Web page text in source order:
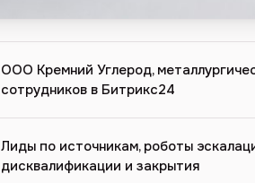
ООО Кремний Углерод,
сотрудников в Битрикс24
Лиды по источникам, роботы
дисквалификации и закрытия